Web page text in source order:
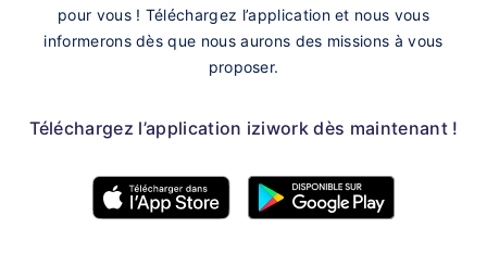
pour vous ! Téléchargez l’application et nous vous
informerons dès que nous aurons des missions à vous
proposer.
Téléchargez l’application iziwork dès maintenant !